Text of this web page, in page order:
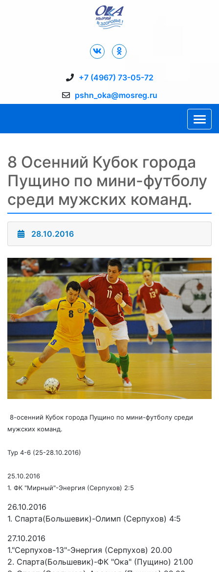
+7 (4967) 73-05-72
pshn_oka@mosreg.ru
8 Осенний Кубок города
Пущино по мини-футболу
среди мужских команд.
28.10.2016
8-осенний Кубок города Пущино по мини-футболу среди
мужских команд.
Тур 4-6 (25-28.10.2016)
25.10.2016
1. ФК "Мирный"-Энергия (Серпухов) 2:5
26.10.2016
1. Спарта(Большевик)-Олимп (Серпухов) 4:5
27.10.2016
1."Серпухов-13"-Энергия (Серпухов) 20.00
2. Спарта(Большевик)-ФК "Ока" (Пущино) 21.00